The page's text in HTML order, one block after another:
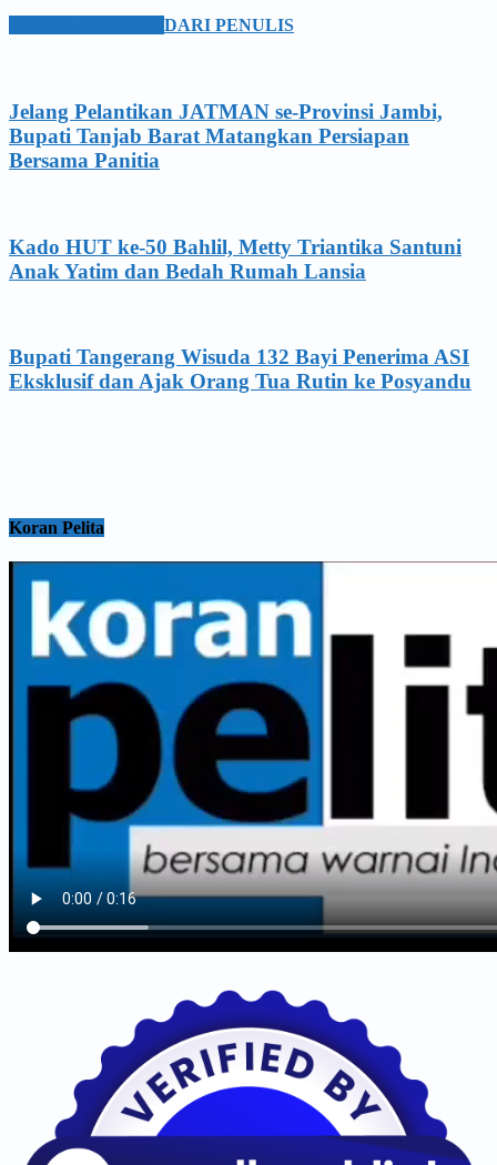
DARI PENULIS
Jelang Pelantikan JATMAN se-Provinsi Jambi,
Bupati Tanjab Barat Matangkan Persiapan
Bersama Panitia
Kado HUT ke-50 Bahlil, Metty Triantika Santuni
Anak Yatim dan Bedah Rumah Lansia
Bupati Tangerang Wisuda 132 Bayi Penerima ASI
Eksklusif dan Ajak Orang Tua Rutin ke Posyandu
Koran Pelita